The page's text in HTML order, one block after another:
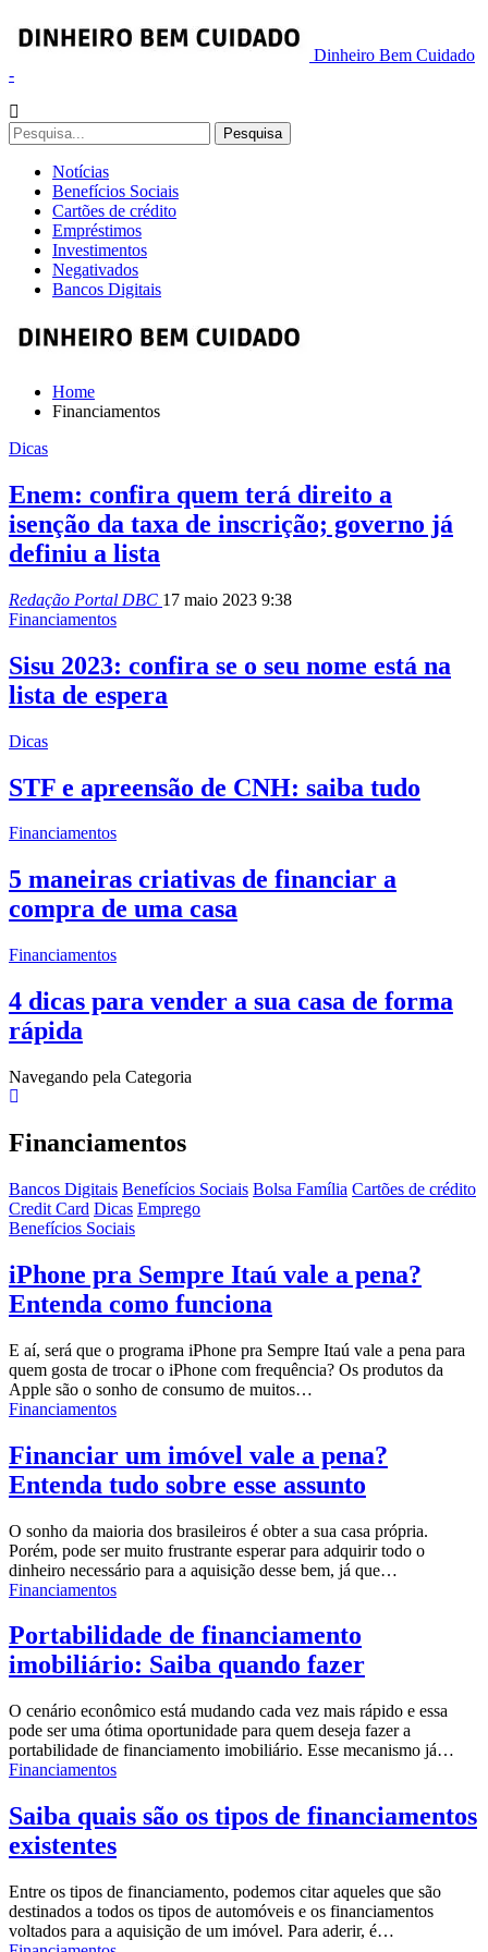
Dinheiro Bem Cuidado
-
Notícias
Benefícios Sociais
Cartões de crédito
Empréstimos
Investimentos
Negativados
Bancos Digitais
Home
Financiamentos
Dicas
Enem: confira quem terá direito a
isenção da taxa de inscrição; governo já
definiu a lista
Redação Portal DBC 17 maio 2023 9:38
Financiamentos
Sisu 2023: confira se o seu nome está na
lista de espera
Dicas
STF e apreensão de CNH: saiba tudo
Financiamentos
5 maneiras criativas de financiar a
compra de uma casa
Financiamentos
4 dicas para vender a sua casa de forma
rápida
Navegando pela Categoria
Financiamentos
Bancos Digitais Benefícios Sociais Bolsa Família Cartões de crédito
Credit Card Dicas Emprego
Benefícios Sociais
iPhone pra Sempre Itaú vale a pena?
Entenda como funciona
E aí, será que o programa iPhone pra Sempre Itaú vale a pena para
quem gosta de trocar o iPhone com frequência? Os produtos da
Apple são o sonho de consumo de muitos…
Financiamentos
Financiar um imóvel vale a pena?
Entenda tudo sobre esse assunto
O sonho da maioria dos brasileiros é obter a sua casa própria.
Porém, pode ser muito frustrante esperar para adquirir todo o
dinheiro necessário para a aquisição desse bem, já que…
Financiamentos
Portabilidade de financiamento
imobiliário: Saiba quando fazer
O cenário econômico está mudando cada vez mais rápido e essa
pode ser uma ótima oportunidade para quem deseja fazer a
portabilidade de financiamento imobiliário. Esse mecanismo já…
Financiamentos
Saiba quais são os tipos de financiamentos
existentes
Entre os tipos de financiamento, podemos citar aqueles que são
destinados a todos os tipos de automóveis e os financiamentos
voltados para a aquisição de um imóvel. Para aderir, é…